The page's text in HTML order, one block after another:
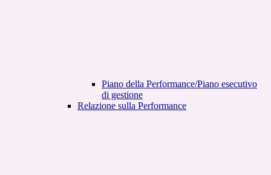
Piano della Performance/Piano esecutivo
di gestione
Relazione sulla Performance